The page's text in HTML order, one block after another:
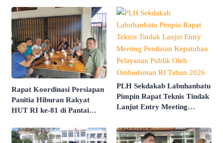
Rapat Koordinasi Persiapan
Panitia Hiburan Rakyat
HUT RI ke-81 di Pantai
Dimatangkan
PLH Sekdakab Labuhanbatu
Pimpin Rapat Teknis Tindak
Lanjut Entry Meeting
Pelayanan Publik Oleh
Ombudsman RI Tahun 2026